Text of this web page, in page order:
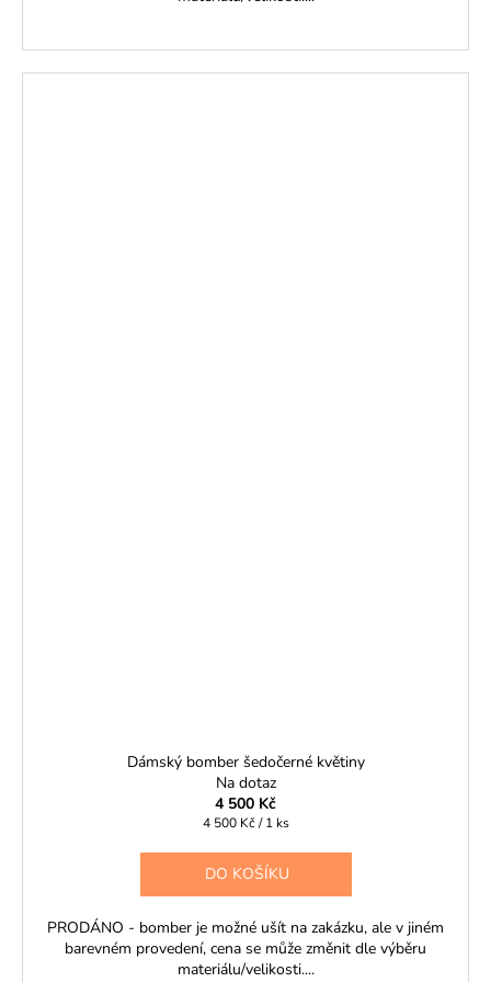
Dámský bomber šedočerné květiny
Na dotaz
4 500 Kč
Měrná
4 500 Kč / 1 ks
DO KOŠÍKU
PRODÁNO - bomber je možné ušít na zakázku, ale v jiném
barevném provedení, cena se může změnit dle výběru
materiálu/velikosti....